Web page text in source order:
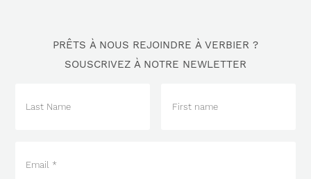
PRÊTS À NOUS REJOINDRE À VERBIER ?
SOUSCRIVEZ À NOTRE NEWLETTER